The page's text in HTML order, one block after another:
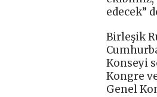
edecek”
Birleşik
Konseyi
Kongre
Genel